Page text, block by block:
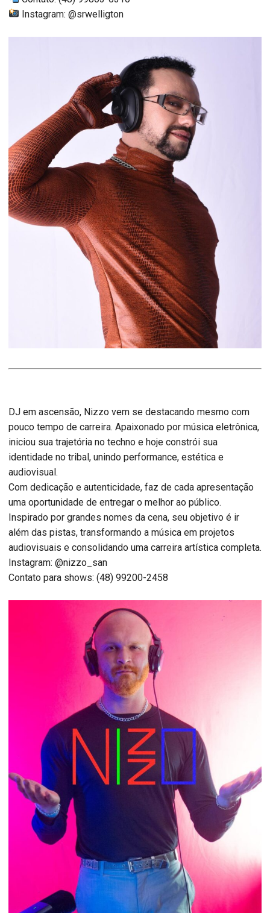
Instagram: @srwelligton
DJ em ascensão, Nizzo vem se destacando mesmo com
pouco tempo de carreira. Apaixonado por música eletrônica,
iniciou sua trajetória no techno e hoje constrói sua
identidade no tribal, unindo performance, estética e
audiovisual.
Com dedicação e autenticidade, faz de cada apresentação
uma oportunidade de entregar o melhor ao público.
Inspirado por grandes nomes da cena, seu objetivo é ir
além das pistas, transformando a música em projetos
audiovisuais e consolidando uma carreira artística completa.
Instagram: @nizzo_san
Contato para shows: (48) 99200-2458